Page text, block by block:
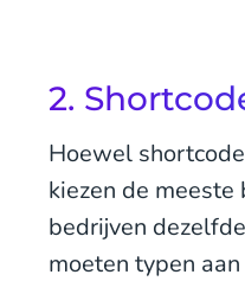
2.
Hoewel
kiezen de
bedrijven
moeten typen